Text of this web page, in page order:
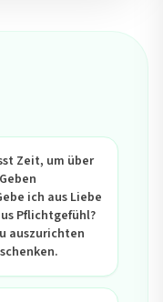
Zeit, um über
ich aus Liebe
Pflichtgefühl?
auszurichten